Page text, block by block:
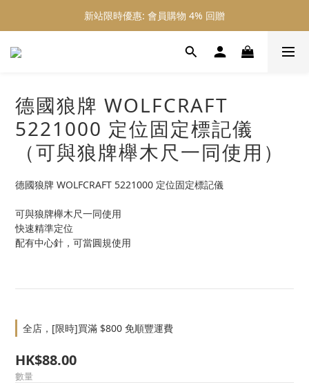
新站限時優惠: 會員購物 4% 回贈
新站限時優惠: 會員購物 4% 回贈
新站限時優惠: 滿 $800 順豐免運費
德國狼牌 WOLFCRAFT
5221000 定位固定標記儀
（可與狼牌櫸木尺一同使用）
德國狼牌 WOLFCRAFT 5221000 定位固定標記儀
可與狼牌櫸木尺一同使用
快速精準定位
配有中心針，可當圓規使用
全店，[限時]買滿 $800 免順豐運費
HK$88.00
數量